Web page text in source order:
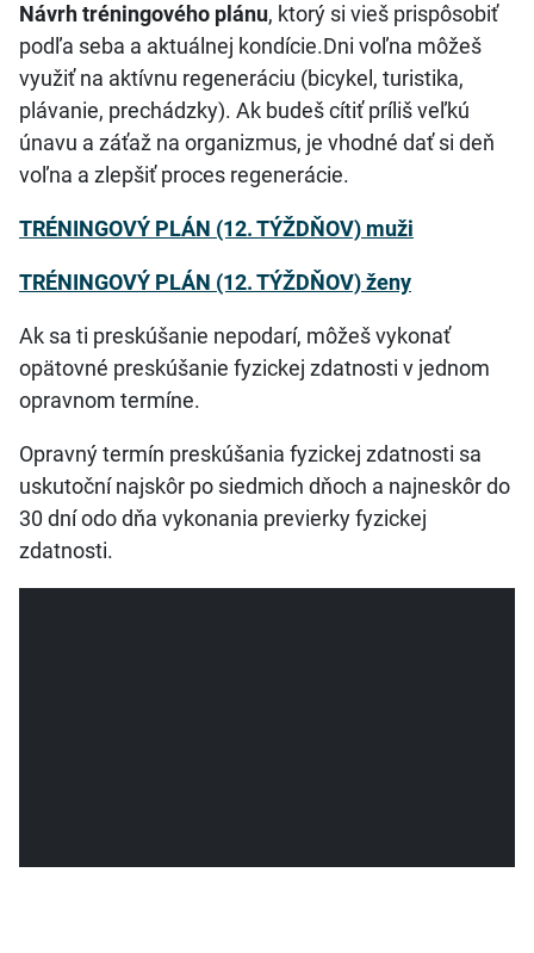
Návrh tréningového plánu, ktorý si vieš prispôsobiť
podľa seba a aktuálnej kondície.Dni voľna môžeš
využiť na aktívnu regeneráciu (bicykel, turistika,
plávanie, prechádzky). Ak budeš cítiť príliš veľkú
únavu a záťaž na organizmus, je vhodné dať si deň
voľna a zlepšiť proces regenerácie.
TRÉNINGOVÝ PLÁN (12. TÝŽDŇOV) muži
TRÉNINGOVÝ PLÁN (12. TÝŽDŇOV) ženy
Ak sa ti preskúšanie nepodarí, môžeš vykonať
opätovné preskúšanie fyzickej zdatnosti v jednom
opravnom termíne.
Opravný termín preskúšania fyzickej zdatnosti sa
uskutoční najskôr po siedmich dňoch a najneskôr do
30 dní odo dňa vykonania previerky fyzickej
zdatnosti.